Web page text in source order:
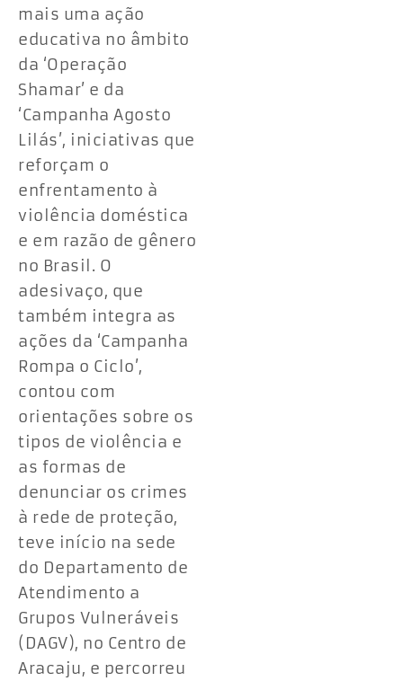
mais uma ação
educativa no âmbito
da ‘Operação
Shamar’ e da
‘Campanha Agosto
Lilás’, iniciativas que
reforçam o
enfrentamento à
violência doméstica
e em razão de gênero
no Brasil. O
adesivaço, que
também integra as
ações da ‘Campanha
Rompa o Ciclo’,
contou com
orientações sobre os
tipos de violência e
as formas de
denunciar os crimes
à rede de proteção,
teve início na sede
do Departamento de
Atendimento a
Grupos Vulneráveis
(DAGV), no Centro de
Aracaju, e percorreu